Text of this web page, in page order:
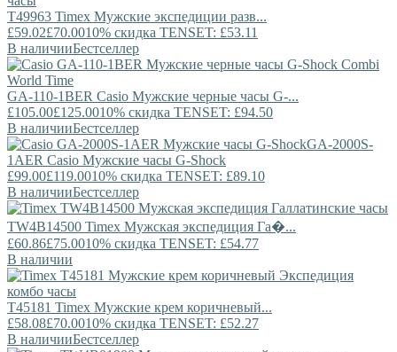
T49963 Timex Мужские экспедиции разв...
£59.02£70.0010% скидка TENSET: £53.11
В наличииБестселлер
GA-110-1BER Casio Мужские черные часы G-...
£105.00£125.0010% скидка TENSET: £94.50
В наличииБестселлер
GA-2000S-
1AER Casio Мужские часы G-Shock
£99.00£119.0010% скидка TENSET: £89.10
В наличииБестселлер
TW4B14500 Timex Мужская экспедиция Га�...
£60.86£75.0010% скидка TENSET: £54.77
В наличии
T45181 Timex Мужские крем коричневый...
£58.08£70.0010% скидка TENSET: £52.27
В наличииБестселлер